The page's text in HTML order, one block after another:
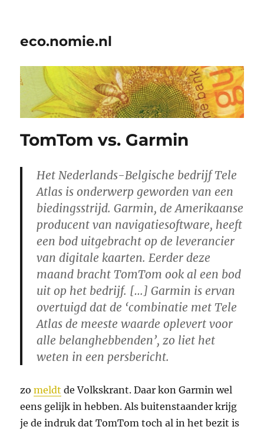
eco.nomie.nl
TomTom vs. Garmin
Het Nederlands-Belgische bedrijf Tele
Atlas is onderwerp geworden van een
biedingsstrijd. Garmin, de Amerikaanse
producent van navigatiesoftware, heeft
een bod uitgebracht op de leverancier
van digitale kaarten. Eerder deze
maand bracht TomTom ook al een bod
uit op het bedrijf. […] Garmin is ervan
overtuigd dat de ‘combinatie met Tele
Atlas de meeste waarde oplevert voor
alle belanghebbenden’, zo liet het
weten in een persbericht.
zomeldt de Volkskrant. Daar kon Garmin wel
eens gelijk in hebben. Als buitenstaander krijg
je de indruk dat TomTom toch al in het bezit is